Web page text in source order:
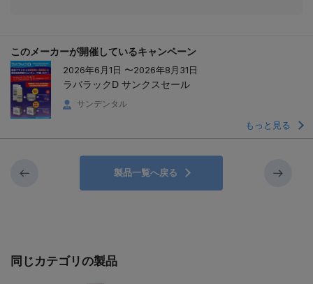
このメーカーが開催しているキャンペーン
2026年6月1日 〜2026年8月31日
ラバラックD サンクスセール
サンデンタル
もっと見る
製品一覧へ戻る
同じカテゴリの製品